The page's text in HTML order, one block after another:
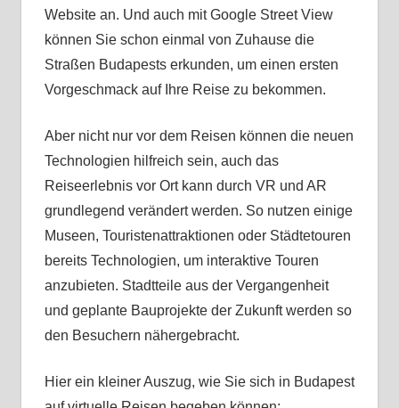
Website an. Und auch mit Google Street View
können Sie schon einmal von Zuhause die
Straßen Budapests erkunden, um einen ersten
Vorgeschmack auf Ihre Reise zu bekommen.
Aber nicht nur vor dem Reisen können die neuen
Technologien hilfreich sein, auch das
Reiseerlebnis vor Ort kann durch VR und AR
grundlegend verändert werden. So nutzen einige
Museen, Touristenattraktionen oder Städtetouren
bereits Technologien, um interaktive Touren
anzubieten. Stadtteile aus der Vergangenheit
und geplante Bauprojekte der Zukunft werden so
den Besuchern nähergebracht.
Hier ein kleiner Auszug, wie Sie sich in Budapest